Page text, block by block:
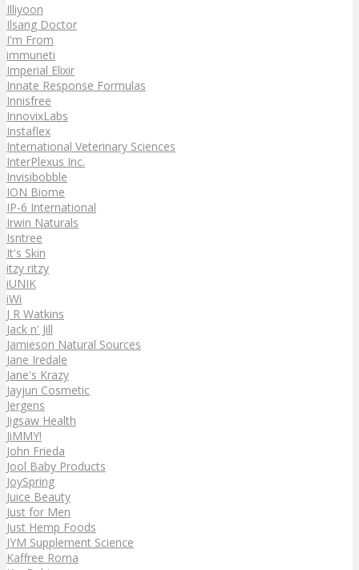
Illiyoon
Ilsang Doctor
I'm From
immuneti
Imperial Elixir
Innate Response Formulas
Innisfree
InnovixLabs
Instaflex
International Veterinary Sciences
InterPlexus Inc.
Invisibobble
ION Biome
IP-6 International
Irwin Naturals
Isntree
It's Skin
itzy ritzy
iUNIK
iWi
J R Watkins
Jack n' Jill
Jamieson Natural Sources
Jane Iredale
Jane's Krazy
Jayjun Cosmetic
Jergens
Jigsaw Health
JiMMY!
John Frieda
Jool Baby Products
JoySpring
Juice Beauty
Just for Men
Just Hemp Foods
JYM Supplement Science
Kaffree Roma